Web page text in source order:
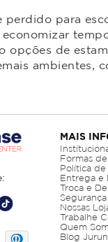
perdido para
opções de
ambientes,
MAIS
Formas
Política
Entrega e
Troca e
Nossas
Trabalhe
Quem
Blog